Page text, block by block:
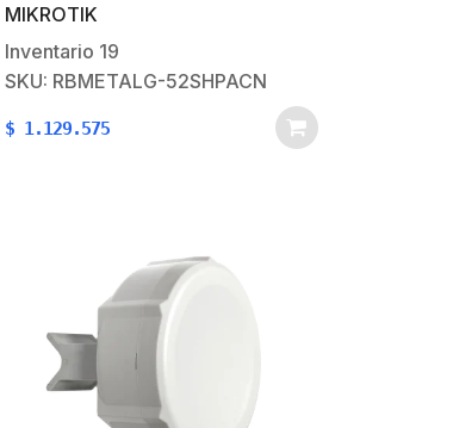
canal ancho). El nuevo puerto
Gigabit le ayudará a aprovechar
todas las ventajas de la tecnología
802.11ac.El Metal 52 ac admite
MIKROTIK
Inventario 19
SKU: RBMETALG-52SHPACN
$ 1.129.575